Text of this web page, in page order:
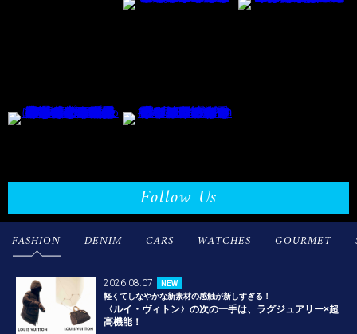
Follow Us
FASHION DENIM CARS WATCHES GOURMET
2026.08.07
NEW
軽くてしなやかな新素材の感触が新しすぎる！
〈ルイ・ヴィトン〉の次の一手は、ラグジュアリー×超
高機能！